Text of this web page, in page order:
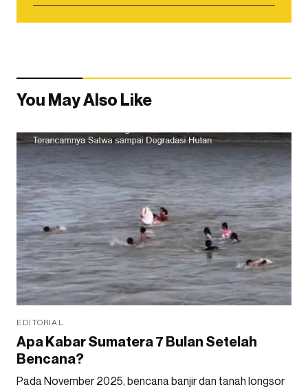
You May Also Like
EDITORIAL
Apa Kabar Sumatera 7 Bulan Setelah
Bencana?
Pada November 2025, bencana banjir dan tanah longsor